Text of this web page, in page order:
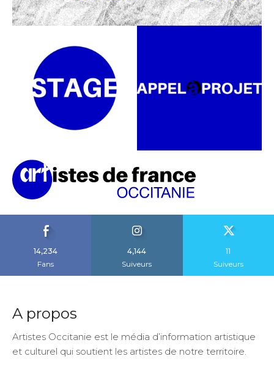
14,234
Fans
4,144
Suiveurs
11
Suiveurs
A propos
Artistes Occitanie est le média d’information artistique
et culturel qui soutient les artistes de notre territoire.